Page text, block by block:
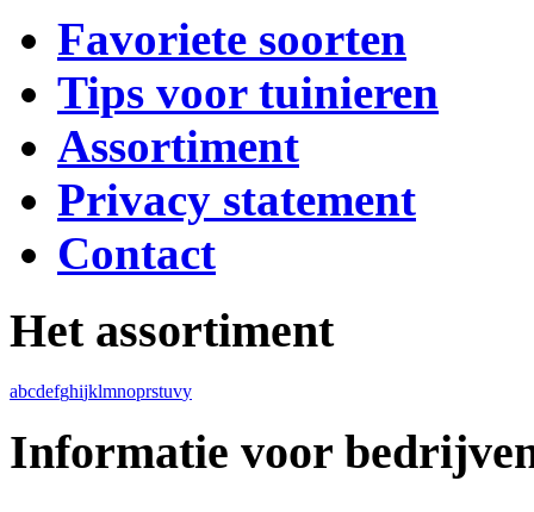
Favoriete soorten
Tips voor tuinieren
Assortiment
Privacy statement
Contact
Het assortiment
abcdefghijklmnoprstuvy
Informatie voor